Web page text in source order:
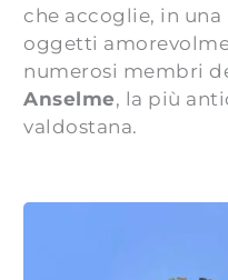
che accoglie, in
oggetti
numerosi membri
Anselme, la più
valdostana.